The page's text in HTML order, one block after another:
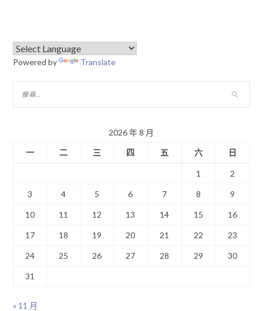
Powered by Translate
2026 年 8 月
一
二 三 四 五 六 日
1 2
3 4 5 6 7 8 9
10 11 12 13 14 15 16
17 18 19 20 21 22 23
24 25 26 27 28 29 30
31
« 11 月